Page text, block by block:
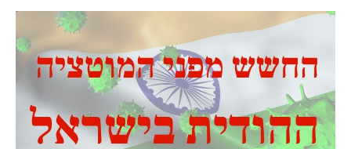
מדוע
ההודית
מעוררת
חשש
גדול?